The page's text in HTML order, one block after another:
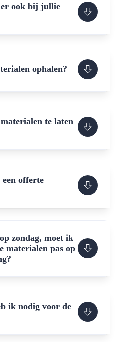
ook bij jullie
ophalen?
te laten
offerte
zondag, moet ik
materialen pas op
ik nodig voor de